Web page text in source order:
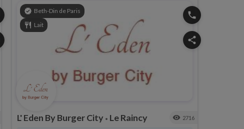
verified Beth-Din de Paris
restaurant Lait
phone
share
L' Eden By Burger City • Le Raincy visibility 2716